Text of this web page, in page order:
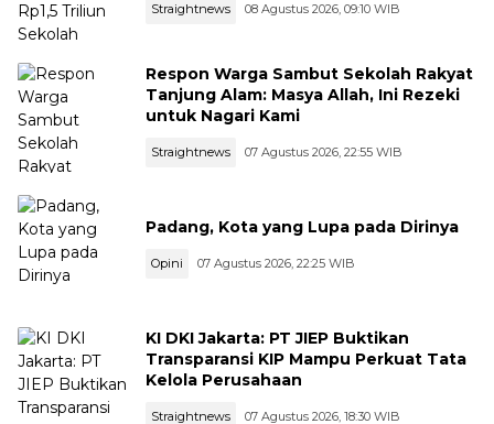
Straightnews 08 Agustus 2026, 09:10 WIB
Respon Warga Sambut Sekolah Rakyat
Tanjung Alam: Masya Allah, Ini Rezeki
untuk Nagari Kami
Straightnews 07 Agustus 2026, 22:55 WIB
Padang, Kota yang Lupa pada Dirinya
Opini 07 Agustus 2026, 22:25 WIB
KI DKI Jakarta: PT JIEP Buktikan
Transparansi KIP Mampu Perkuat Tata
Kelola Perusahaan
Straightnews 07 Agustus 2026, 18:30 WIB